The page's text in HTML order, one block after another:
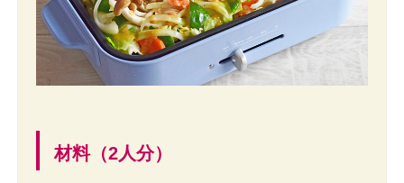
材料（2人分）